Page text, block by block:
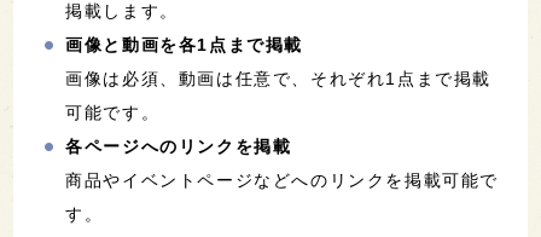
掲載します。
画像と動画を各1点まで掲載
画像は必須、動画は任意で、それぞれ1点まで掲載
可能です。
各ページへのリンクを掲載
商品やイベントページなどへのリンクを掲載可能で
す。